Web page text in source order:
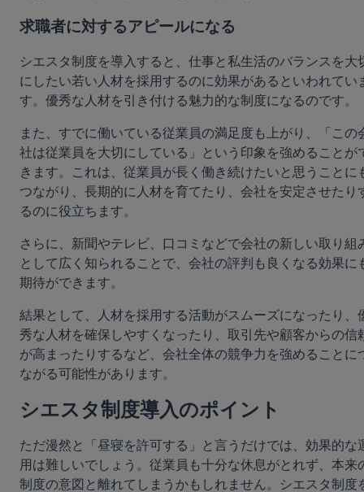
求職者に対するアピールになる
シエスタ制度を導入すると、仕事と私生活のバランスを大
にしたい若い人材を採用するのに効果があるといわれてい
す。優秀な人材を引き付ける魅力的な制度になるのです。
また、すでに働いている従業員の満足度も上がり、「この
社は従業員を大切にしている」という印象を強めることが
きます。これは、従業員が長く働き続けたいと思うことに
つながり、長期的に人材を育てたり、会社を安定させたり
るのに役立ちます。
さらに、新聞やテレビ、口コミなどで会社の新しい取り組
として広く知られることで、会社の評判も良くなる効果に
期待ができます。
結果として、人材を採用する活動がスムーズになったり、
秀な人材を確保しやすくなったり、取引先や顧客からの信
が高まったりするなど、会社全体の競争力を強めることに
ながる可能性があります。
シエスタ制度導入のポイント
ただ漫然と「昼寝を許可する」と言うだけでは、効果的な
用は難しいでしょう。従業員も十分な休息がとれず、本来
制度の意図と離れてしまうかもしれません。シエスタ制度